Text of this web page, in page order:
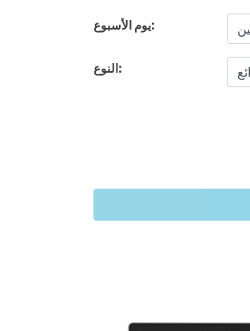
يوم الأسبوع:
النوع: